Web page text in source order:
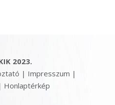
2023.
| Impresszum |
Honlaptérkép